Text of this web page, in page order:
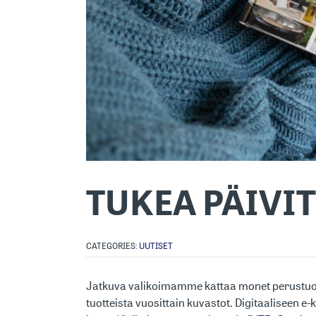
TUKEA
CATEGORIES: UUTISET
Jatkuva valikoimamme kattaa monet
tuotteista vuosittain kuvastot. Digitaaliseen